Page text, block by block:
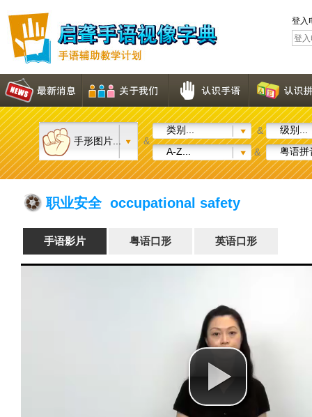
登入
手形图片... &
类别... &
级别...
A-Z...
& 粤语拼
职业安全 occupational safety
手语影片 粤语口形 英语口形